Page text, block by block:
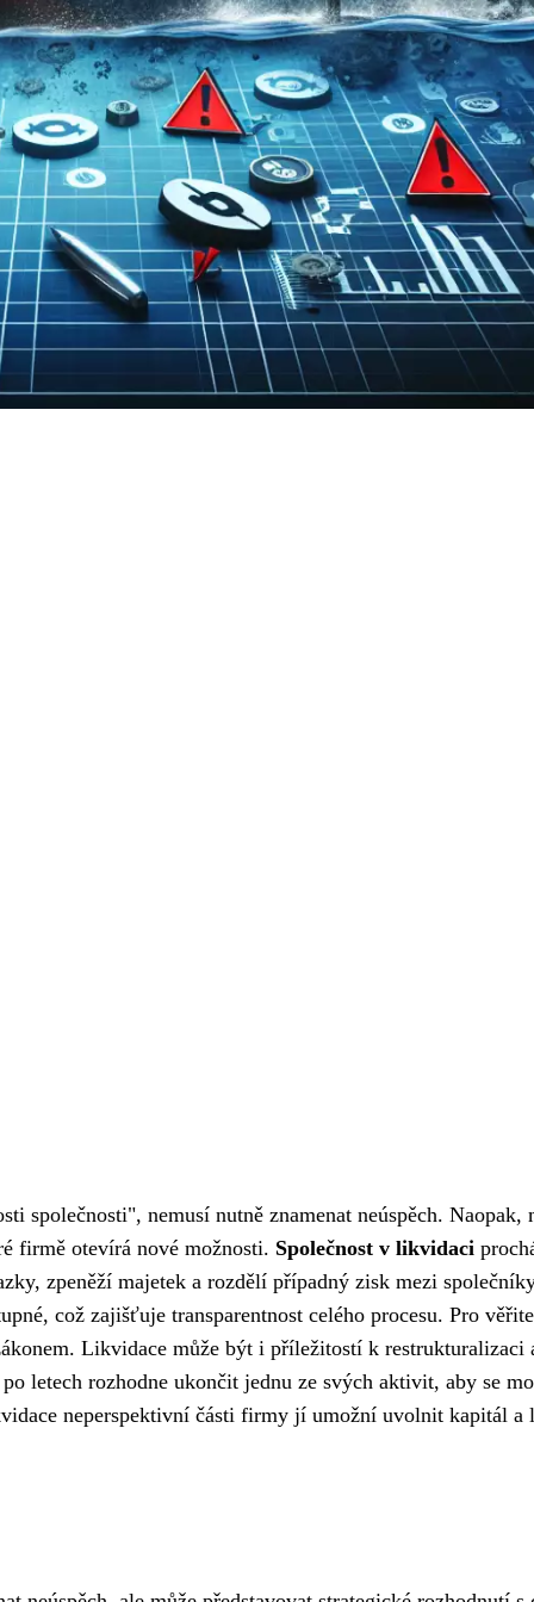
společnosti", nemusí nutně znamenat neúspěch. Naopak,
firmě otevírá nové možnosti. Společnost v likvidaci
zpeněží majetek a rozdělí případný zisk mezi
což zajišťuje transparentnost celého procesu. Pro
Likvidace může být i příležitostí k restrukturalizaci
letech rozhodne ukončit jednu ze svých aktivit, aby se
neperspektivní části firmy jí umožní uvolnit kapitál a